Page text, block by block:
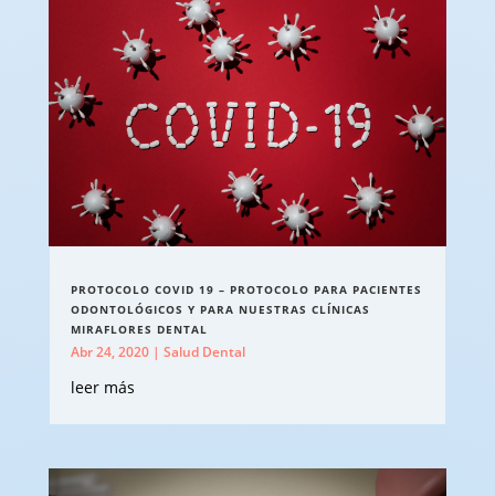
PROTOCOLO COVID 19 – PROTOCOLO PARA PACIENTES
ODONTOLÓGICOS Y PARA NUESTRAS CLÍNICAS
MIRAFLORES DENTAL
Abr 24, 2020| Salud Dental
leer más